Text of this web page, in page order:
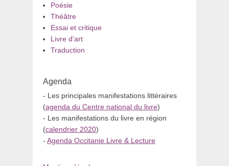
Poésie
Théâtre
Essai et critique
Livre d’art
Traduction
Agenda
- Les principales manifestations littéraires
(agenda du Centre national du livre)
- Les manifestations du livre en région
(calendrier 2020)
- Agenda Occitanie Livre & Lecture